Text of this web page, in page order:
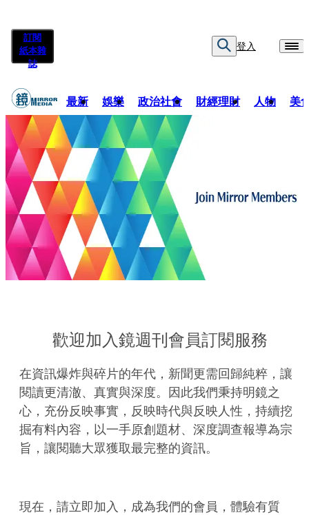
訂閱
紙本雜
誌
登入
最新 娛樂 政治社會 財經理財 人物 美
歡迎加入鏡週刊會員訂閱服務
在資訊爆炸與碎片的年代，新聞更需回歸純粹，讓
閱讀更清澈、真實與深度。因此我們秉持明鏡之
心，充份反映事實，反映時代與反映人性，持續挖
掘有料內容，以一手原創題材、深度調查報導為宗
旨，讓閱聽大眾獲取最完整的資訊。
現在，請立即加入，成為我們的會員，體驗有質